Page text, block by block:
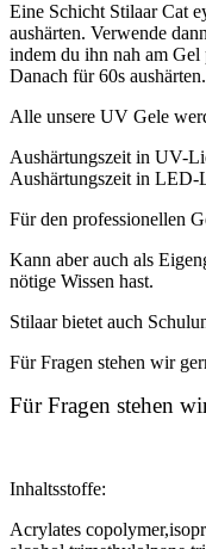
Eine Schicht Stilaar Cat
aushärten. Verwende
indem du ihn nah am
Danach für 60s aushärten.
Alle unsere UV Gele
Aushärtungszeit in UV-
Aushärtungszeit in LED-
Für den professionellen
Kann aber auch als
nötige Wissen hast.
Stilaar bietet auch
Für Fragen stehen wir
Für Fragen stehen
Inhaltsstoffe:
Acrylates